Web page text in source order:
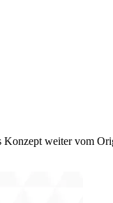
weiter vom